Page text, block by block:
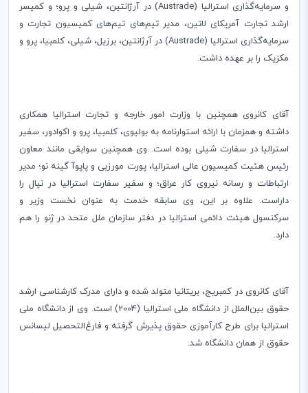
و سرمایه‌گذاری استرالیا (Austrade) در آرژانتین، شیلی و پرو؛ و کمیسر
ارشد تجارت آمریکای لاتین، مدیر تیم‌های تیم‌های کمیسیون تجارت و
سرمایه‌گذاری استرالیا (Austrade) در آرژانتین، برزیل، شیلی، کلمبیا، پرو و
​​مکزیک را بر عهده داشت.
آقای کانروی همچنین با وزارت امور خارجه و تجارت استرالیا همکاری
داشته و همزمان با ارائه استوارنامه به بولیوی، کلمبیا، پرو و ​​اکوادور، سفیر
استرالیا در سفارت شیلی بوده است. وی همچنین سوابقی مانند معاون
رئیس هئیت کمیسیون عالی استرالیا، پورت مورزبی و پاپوآ گینه نو؛ مدیر
ارتباطات و رسانه نیروی کار عراق؛ و سفیر سفارت استرالیا در نپال را
داراست. علاوه بر این، وی سابقه خدمت به عنوان نخست وزیر و
سرکنسول هیئت دائمی استرالیا در دفتر سازمان ملل متحد در ژنو را هم
دارد.
آقای کانروی در کمبریج، بریتانیا متولد شده و دارای مدرک کارشناسی ارشد
حقوق بین‌الملل از دانشگاه ملی استرالیا (2004) است. وی از دانشگاه ملی
استرالیا برای طرح کارآموزی حقوق پذیرش گرفته و فارغ‌التحصیل لیسانس
حقوق از همان دانشگاه شد.